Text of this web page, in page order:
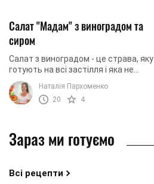
Салат "Мадам" з виноградом та
сиром
Салат з виноградом - це страва, яку
готують на всі застілля і яка не
втрачає своєї актуальності вже
багато років. Соковитий фрукт
чудово поєднується ...
Наталія Пархоменко
20
4
Зараз ми готуємо
Всі рецепти